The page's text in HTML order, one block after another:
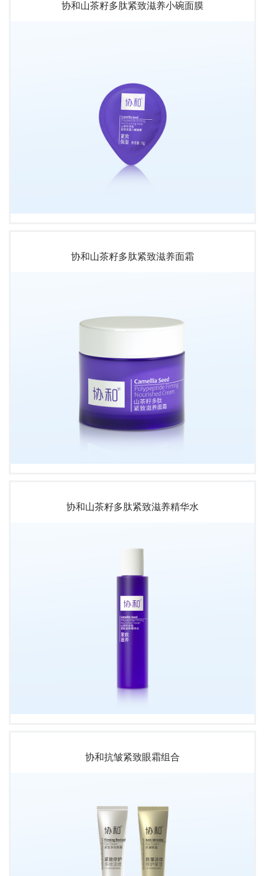
协和山茶籽多肽紧致滋养小碗面膜
协和山茶籽多肽紧致滋养面霜
协和山茶籽多肽紧致滋养精华水
协和抗皱紧致眼霜组合